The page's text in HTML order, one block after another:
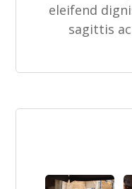
eleifend
sagittis